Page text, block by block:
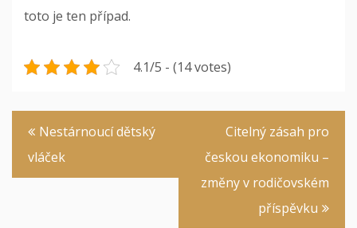
toto je ten případ.
4.1/5 - (14 votes)
Navigace
pro
příspěvek
Nestárnoucí dětský
vláček
Citelný zásah pro
českou ekonomiku –
změny v rodičovském
příspěvku